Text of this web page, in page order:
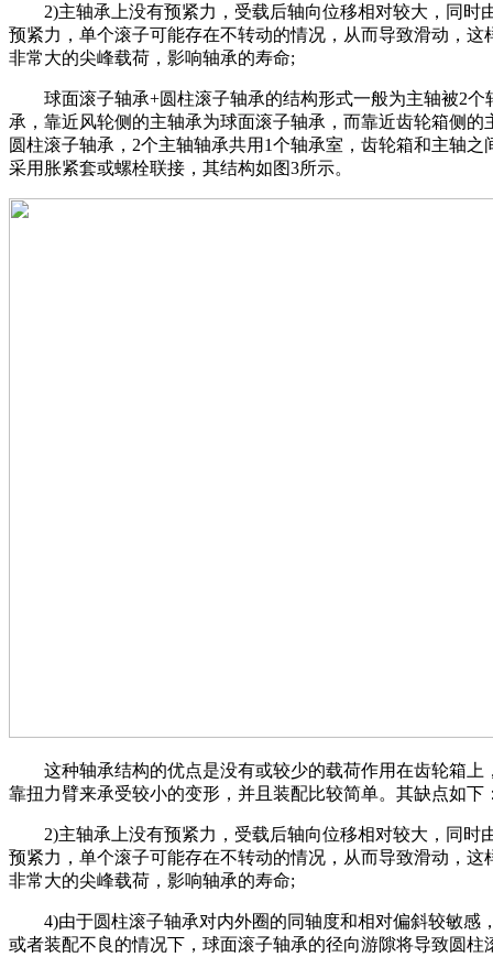
2)主轴承上没有预紧力，受载后轴向位移相对较大，同时
预紧力，单个滚子可能存在不转动的情况，从而导致滑动，这
非常大的尖峰载荷，影响轴承的寿命;
球面滚子轴承+圆柱滚子轴承的结构形式一般为主轴被2个
承，靠近风轮侧的主轴承为球面滚子轴承，而靠近齿轮箱侧的
圆柱滚子轴承，2个主轴轴承共用1个轴承室，齿轮箱和主轴之
采用胀紧套或螺栓联接，其结构如图3所示。
这种轴承结构的优点是没有或较少的载荷作用在齿轮箱上
靠扭力臂来承受较小的变形，并且装配比较简单。其缺点如下
2)主轴承上没有预紧力，受载后轴向位移相对较大，同时
预紧力，单个滚子可能存在不转动的情况，从而导致滑动，这
非常大的尖峰载荷，影响轴承的寿命;
4)由于圆柱滚子轴承对内外圈的同轴度和相对偏斜较敏感
或者装配不良的情况下，球面滚子轴承的径向游隙将导致圆柱